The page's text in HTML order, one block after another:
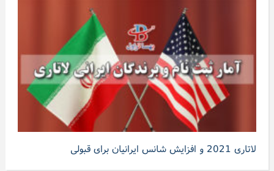
لاتاری 2021 و افزایش شانس ایرانیان برای قبولی